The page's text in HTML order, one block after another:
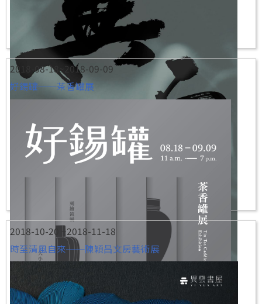
2018-08-18~2018-09-09
好錫罐──茶香罐展
2018-10-20 ~2018-11-18
時至清風自來──陳穎昌文房藝術展